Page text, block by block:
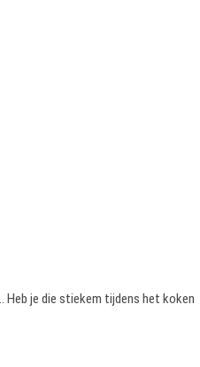
je die stiekem tijdens het koken